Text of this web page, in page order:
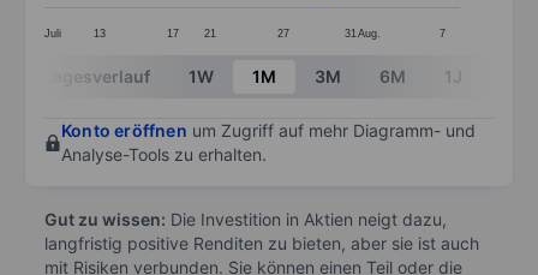
Juli 13 17 21 27 31 Aug. 7
End of interactive chart.
Tagesverlauf 1W 1M 3M 6M 1J
Konto eröffnen um Zugriff auf mehr Diagramm- und
Analyse-Tools zu erhalten.
Gut zu wissen: Die Investition in Aktien neigt dazu,
langfristig positive Renditen zu bieten, aber sie ist auch
mit Risiken verbunden. Sie können einen Teil oder die